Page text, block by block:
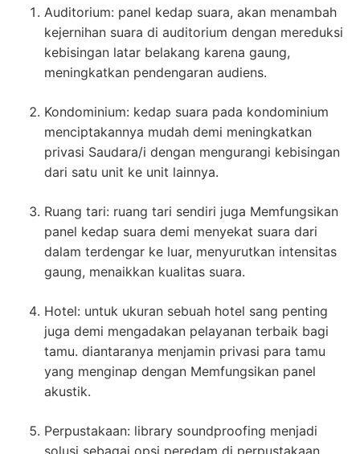
Auditorium: panel kedap suara, akan menambah
kejernihan suara di auditorium dengan mereduksi
kebisingan latar belakang karena gaung,
meningkatkan pendengaran audiens.
Kondominium: kedap suara pada kondominium
menciptakannya mudah demi meningkatkan
privasi Saudara/i dengan mengurangi kebisingan
dari satu unit ke unit lainnya.
Ruang tari: ruang tari sendiri juga Memfungsikan
panel kedap suara demi menyekat suara dari
dalam terdengar ke luar, menyurutkan intensitas
gaung, menaikkan kualitas suara.
Hotel: untuk ukuran sebuah hotel sang penting
juga demi mengadakan pelayanan terbaik bagi
tamu. diantaranya menjamin privasi para tamu
yang menginap dengan Memfungsikan panel
akustik.
Perpustakaan: library soundproofing menjadi
solusi sebagai opsi peredam di perpustakaan